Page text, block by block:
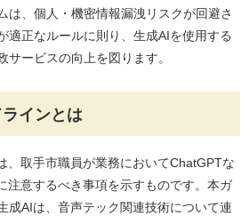
は、個人・機密情報漏洩リスクが回避さ
適正なルールに則り、生成AIを使用する
サービスの向上を図ります。
インとは
、取手市職員が業務においてChatGPTな
注意するべき事項を示すものです。本ガ
成AIは、音声テック関連技術について連